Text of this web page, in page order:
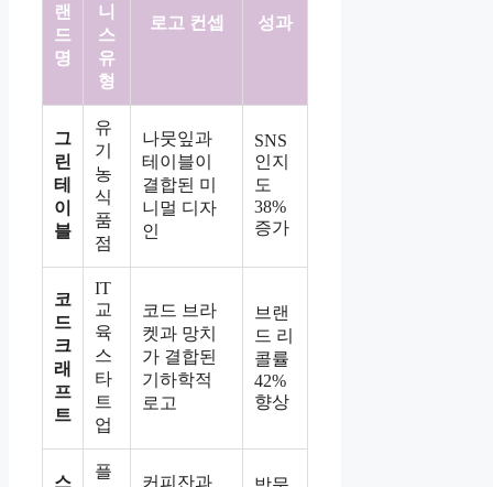
랜
드
명
니
스
유
형
로고 컨셉 성과
그
린
테
이
블
유
기
농
식
품
점
나뭇잎과
테이블이
결합된 미
니멀 디자
인
SNS
인지
도
38%
증가
코
드
크
래
프
트
IT
교
육
스
타
트
업
코드 브라
켓과 망치
가 결합된
기하학적
로고
브랜
드 리
콜률
42%
향상
스
플
커피잔과